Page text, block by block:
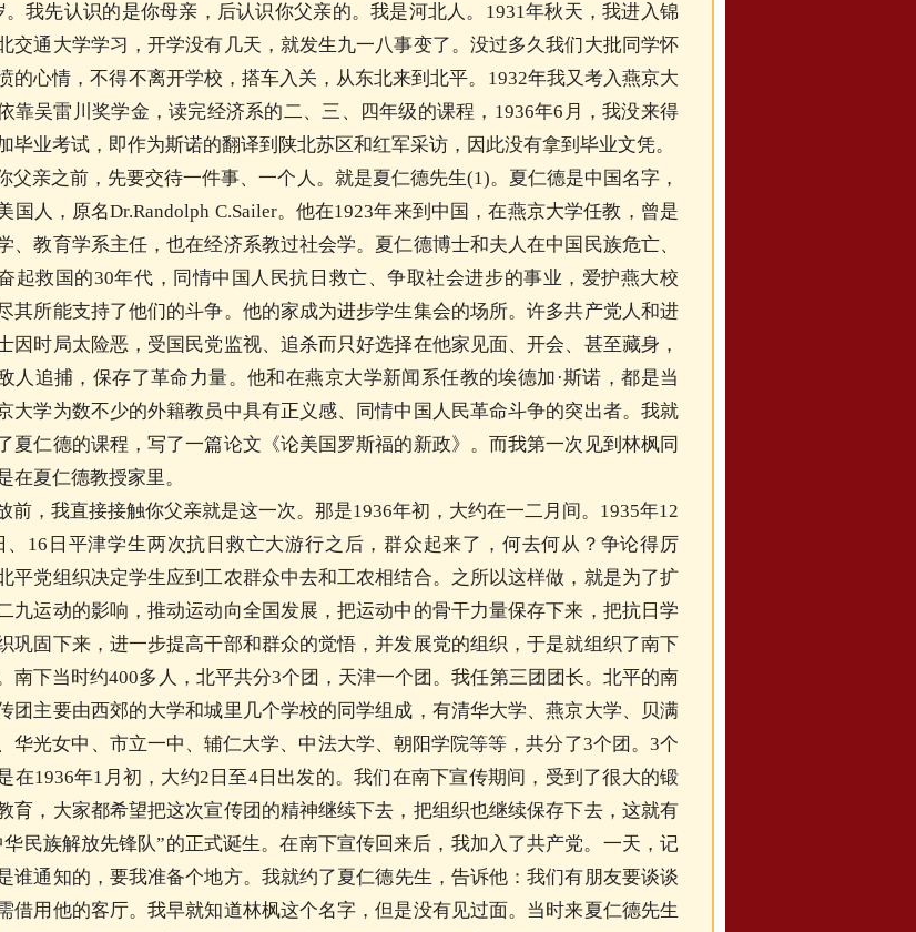
。我先认识的是你母亲，后认识你父亲的。我是河北人。1931年秋天，我进入锦
交通大学学习，开学没有几天，就发生九一八事变了。没过多久我们大批同学怀
的心情，不得不离开学校，搭车入关，从东北来到北平。1932年我又考入燕京大
靠吴雷川奖学金，读完经济系的二、三、四年级的课程，1936年6月，我没来得
毕业考试，即作为斯诺的翻译到陕北苏区和红军采访，因此没有拿到毕业文凭。
父亲之前，先要交待一件事、一个人。就是夏仁德先生(1)。夏仁德是中国名字，
国人，原名Dr.Randolph C.Sailer。他在1923年来到中国，在燕京大学任教，曾是
、教育学系主任，也在经济系教过社会学。 夏仁德博士和夫人在中国民族危亡、
起救国的30年代，同情中国人民抗日救亡、争取社会进步的事业，爱护燕大校
其所能支持了他们的斗争。他的家成为进步学生集会的场所。许多共产党人和进
因时局太险恶，受国民党监视、追杀而只好选择在他家见面、开会、甚至藏身，
人追捕，保存了革命力量。他和在燕京大学新闻系任教的埃德加·斯诺，都是当
大学为数不少的外籍教员中具有正义感、同情中国人民革命斗争的突出者。我就
夏仁德的课程，写了一篇论文《论美国罗斯福的新政》。而我第一次见到林枫同
在夏仁德教授家里。
前，我直接接触你父亲就是这一次。那是1936年初，大约在一二月间。 1935年12
、16日平津学生两次抗日救亡大游行之后，群众起来了，何去何从？争论得厉
平党组织决定学生应到工农群众中去和工农相结合。之所以这样做，就是为了扩
九运动的影响，推动运动向全国发展，把运动中的骨干力量保存下来，把抗日学
巩固下来，进一步提高干部和群众的觉悟，并发展党的组织，于是就组织了南下
南下当时约400多人，北平共分3个团，天津一个团。我任第三团团长。北平的南
团主要由西郊的大学和城里几个学校的同学组成，有清华大学、燕京大学、贝满
华光女中、市立一中、辅仁大学、中法大学、朝阳学院等等，共分了3个团。3个
在1936年1月初，大约2日至4日出发的。我们在南下宣传期间，受到了很大的锻
育，大家都希望把这次宣传团的精神继续下去，把组织也继续保存下去，这就有
华民族解放先锋队”的正式诞生。在南下宣传回来后，我加入了共产党。一天，记
谁通知的，要我准备个地方。我就约了夏仁德先生，告诉他：我们有朋友要谈谈
借用他的客厅。我早就知道林枫这个名字，但是没有见过面。当时来夏仁德先生